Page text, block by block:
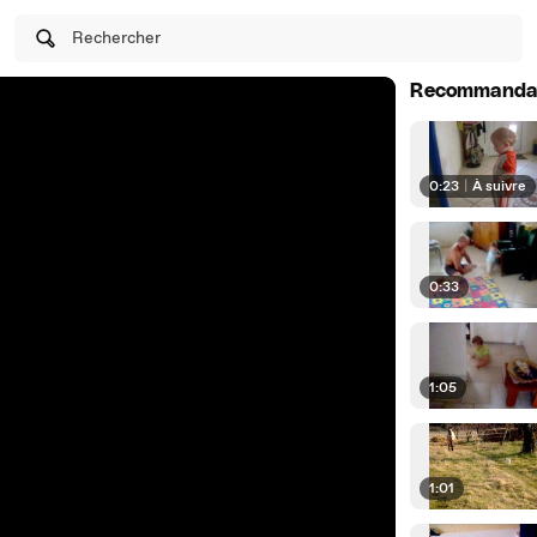
Rechercher
0:23 À suivre
0:33
1:05
1:01